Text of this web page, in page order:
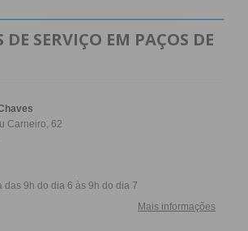
SERVIÇO EM PAÇOS DE